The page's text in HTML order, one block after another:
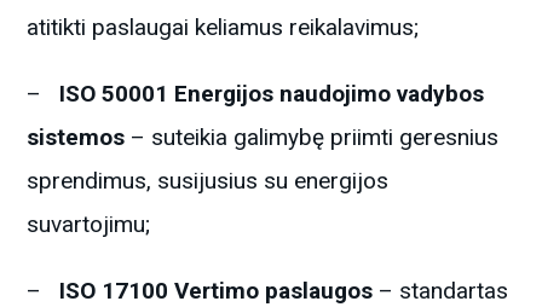
atitikti paslaugai keliamus reikalavimus;
– ISO 50001 Energijos naudojimo vadybos
sistemos – suteikia galimybę priimti geresnius
sprendimus, susijusius su energijos
suvartojimu;
– ISO 17100 Vertimo paslaugos – standartas